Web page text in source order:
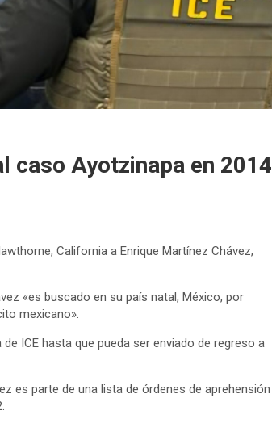
caso Ayotzinapa en 2014
California a Enrique Martínez Chávez,
«es buscado en su país natal, México, por
mexicano».
ICE hasta que pueda ser enviado de regreso a
es parte de una lista de órdenes de aprehensión